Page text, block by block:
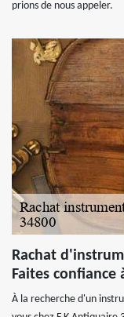
prions de nous appeler.
Rachat
Faites confiance
À la recherche d'un